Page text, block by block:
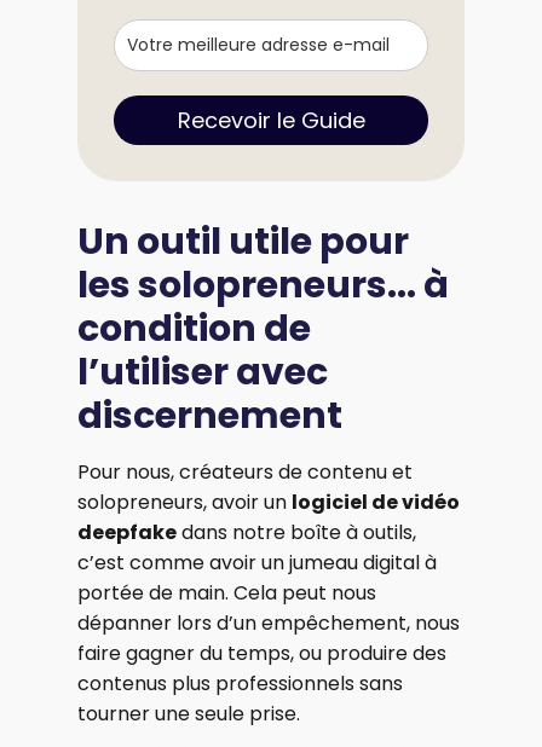
Recevoir le Guide
Un outil utile pour
les solopreneurs... à
condition de
l’utiliser avec
discernement
Pour nous, créateurs de contenu et
solopreneurs, avoir un logiciel de vidéo
deepfakedans notre boîte à outils,
c’est comme avoir un jumeau digital à
portée de main. Cela peut nous
dépanner lors d’un empêchement, nous
faire gagner du temps, ou produire des
contenus plus professionnels sans
tourner une seule prise.